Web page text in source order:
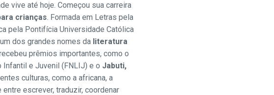
vive até hoje. Começou sua carreira
crianças. Formada em Letras pela
pela Pontifícia Universidade Católica
dos grandes nomes da literatura
prêmios importantes, como o
Infantil e Juvenil (FNLIJ) e o Jabuti,
culturas, como a africana, a
escrever, traduzir, coordenar